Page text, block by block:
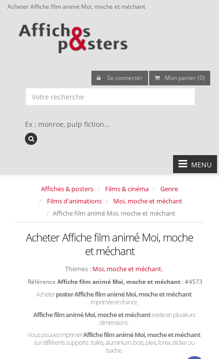
Acheter Affiche film animé Moi, moche et méchant
Se connecter Mon panier (0)
Ex : monroe, pulp fiction...
MENU
Affiches & posters Films & cinéma
Genre
Films d'animations
Moi, moche et méchant
Affiche film animé Moi, moche et méchant
Acheter Affiche film animé Moi, moche
et méchant
Thèmes : Moi, moche et méchant,
Référence Affiche film animé Moi, moche et méchant : #4573
Acheterposter Affiche film animé Moi, moche et méchant
imprimée en france.
Affiche film animé Moi, moche et méchantexiste en plusieurs
dimensions.
Vous pouvez imprimerAffiche film animé Moi, moche et méchant
sur différents supports : toiles, aluminium, bois, plexi, forex, sticker ou
bache.